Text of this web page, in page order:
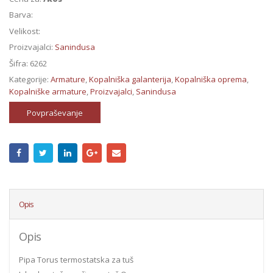
Barva:
Velikost:
Proizvajalci: Sanindusa
Šifra: 6262
Kategorije: Armature,Kopalniška galanterija,Kopalniška oprema,
Kopalniške armature,Proizvajalci, Sanindusa
Povpraševanje
Opis
Opis
Pipa Torus termostatska za tuš